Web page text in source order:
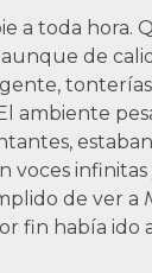
a toda
de
ambiente
voces
de ver a
fin había ido